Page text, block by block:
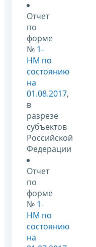
Отчет
по
форме
№ 1-
НМ по
состоянию
на
01.08.2017,
в
разрезе
субъектов
Российской
Федерации
Отчет
по
форме
№ 1-
НМ по
состоянию
на